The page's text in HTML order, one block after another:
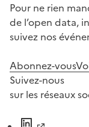
Pour ne rien
de l’open data,
suivez nos
Abonnez-vous
Suivez-nous
sur les réseaux